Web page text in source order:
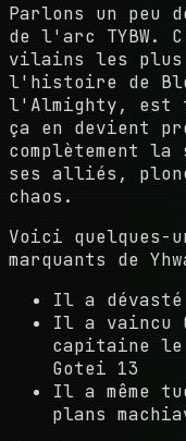
Parlons un peu
de l'arc TYBW.
vilains les
l'histoire de
l'Almighty, est
ça en devient
complètement
ses alliés,
chaos.
Voici quelques-
marquants de
Il a
Il a vaincu
capitaine
Gotei 13
Il a même
plans